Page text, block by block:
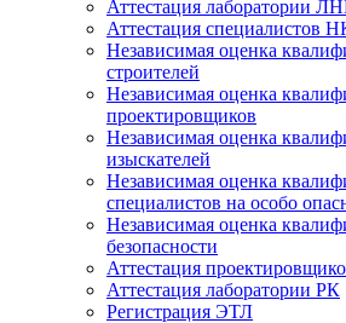
Аттестация лаборатории
Аттестация специалистов
Независимая оценка
строителей
Независимая оценка
проектировщиков
Независимая оценка
изыскателей
Независимая оценка
специалистов на особо
Независимая оценка
безопасности
Аттестация
Аттестация лаборатории РК
Регистрация ЭТЛ